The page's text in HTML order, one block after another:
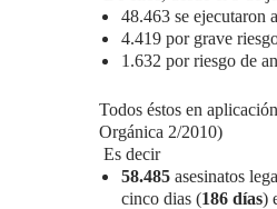
48.463 se ejecutaron
4.419 por grave
1.632 por riesgo de
Todos éstos en
Orgánica 2/2010)
Es decir
58.485 asesinatos
cinco dias (186 días)